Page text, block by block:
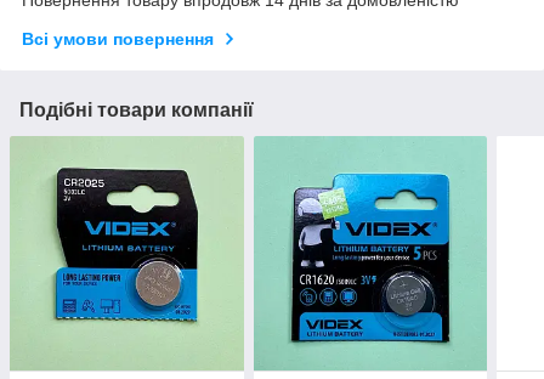
Всі умови повернення
Подібні товари компанії